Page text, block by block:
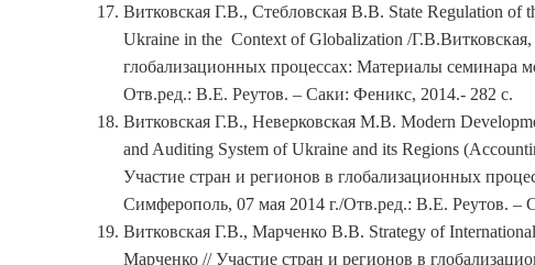
Витковская Г.В., Стебловская В.В. State Regulation
Ukraine in the Context of Globalization /
глобализационных процессах: Материалы семинара
Отв.ред.: В.Е. Реутов. – Саки: Феникс, 2014.- 282 с.
Витковская Г.В., Неверковская М.В. Modern
and Auditing System of Ukraine and its Regions
Участие стран и регионов в глобализационных
Симферополь, 07 мая 2014 г./Отв.ред.: В.Е. Реутов. –
Витковская Г.В., Марченко В.В. Strategy of
Марченко // Участие стран и регионов в